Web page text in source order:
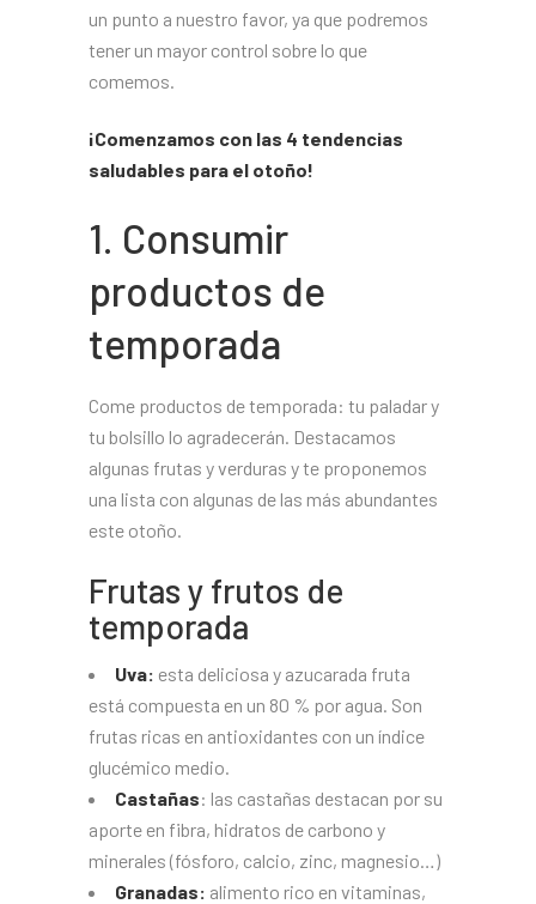
un punto a nuestro favor, ya que podremos
tener un mayor control sobre lo que
comemos.
¡Comenzamos con las 4 tendencias
saludables para el otoño!
1. Consumir
productos de
temporada
Come productos de temporada: tu paladar y
tu bolsillo lo agradecerán. Destacamos
algunas frutas y verduras y te proponemos
una lista con algunas de las más abundantes
este otoño.
Frutas y frutos de
temporada
Uva: esta deliciosa y azucarada fruta
está compuesta en un 80 % por agua. Son
frutas ricas en antioxidantes con un índice
glucémico medio.
Castañas: las castañas destacan por su
aporte en fibra, hidratos de carbono y
minerales (fósforo, calcio, zinc, magnesio…)
Granadas: alimento rico en vitaminas,